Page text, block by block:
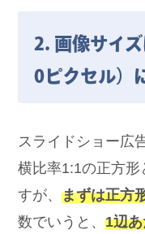
2. 画像サイ
0ピクセル）
スライドショー広
横比率1:1の正方形
すが、まずは正方
数でいうと、1辺